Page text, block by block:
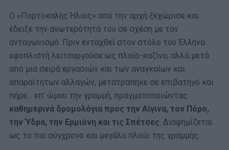
Ο «Πορτοκαλής Ήλιος» από την αρχή ξεχώρισε και
έδειξε την ανωτερότητά του σε σχέση με τον
ανταγωνισμό. Πριν ενταχθεί στον στόλο του Έλληνα
εφοπλιστή λειτουργούσε ως πλοίο-καζίνο, αλλά μετά
από μια σειρά εργασιών και των αναγκαίων και
απαραίτητων αλλαγών, μετατράπηκε σε επιβατηγό και
πήρε… επ’ ώμου την γραμμή, πραγματοποιώντας
καθημερινά δρομολόγια προς την Αίγινα, τον Πόρο,
την Ύδρα, την Ερμιόνη και τις Σπέτσες . Διαφημίζεται
ως το πιο σύγχρονο και μεγάλο πλοίο της γραμμής.